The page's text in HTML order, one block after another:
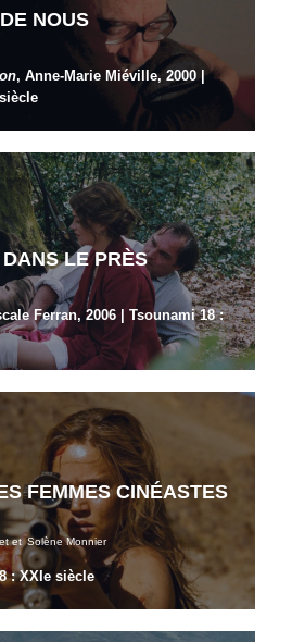
NOUS
, Anne-Marie Miéville, 2000 |
LE PRÈS
Ferran, 2006 | Tsounami 18 :
FEMMES CINÉASTES
et Solène Monnier
: XXIe siècle